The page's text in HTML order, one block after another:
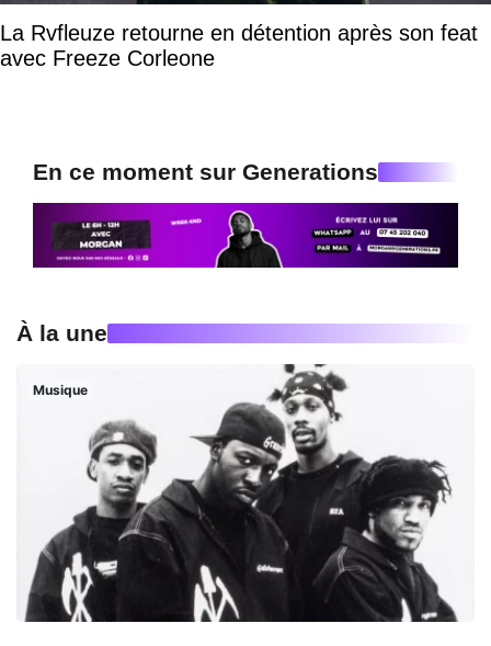
La Rvfleuze retourne en détention après son feat
avec Freeze Corleone
En ce moment sur Generations
À la une
Musique